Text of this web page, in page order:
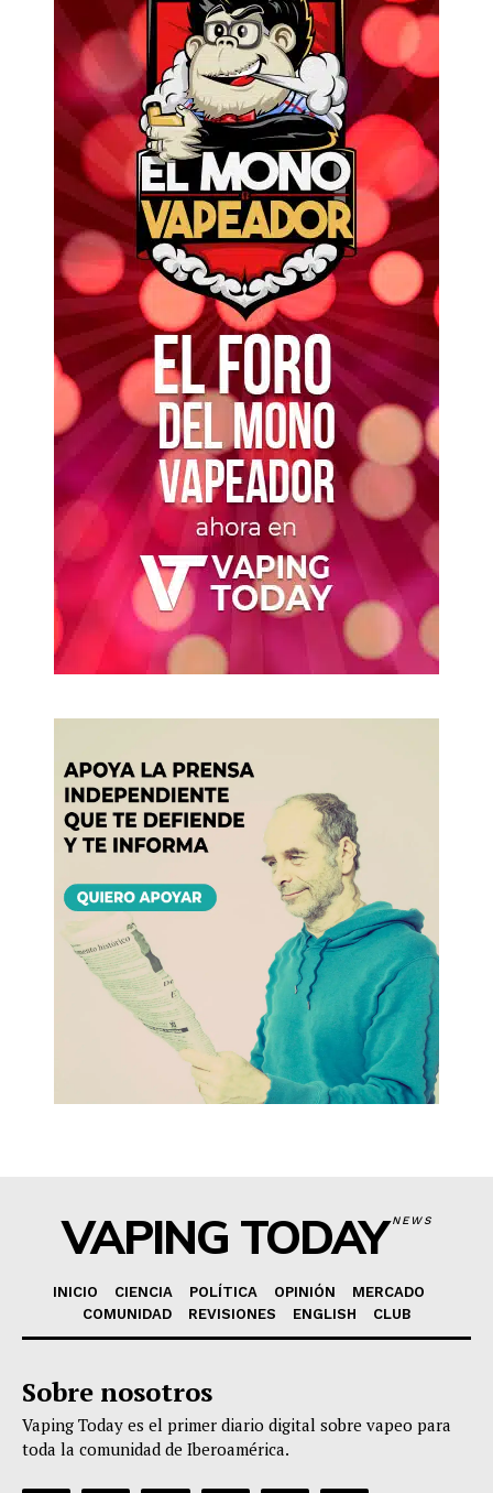
VAPING TODAYNEWS
INICIO CIENCIA POLÍTICA OPINIÓN
MERCADO
COMUNIDAD
REVISIONES ENGLISH CLUB
Sobre nosotros
Vaping Today es el primer diario digital sobre vapeo para
toda la comunidad de Iberoamérica.